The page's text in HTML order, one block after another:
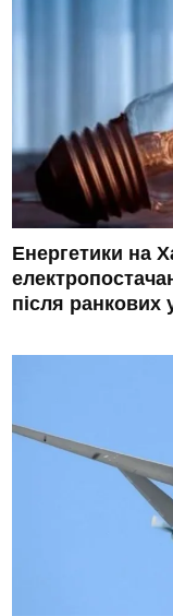
Енергетики на
після ранкових